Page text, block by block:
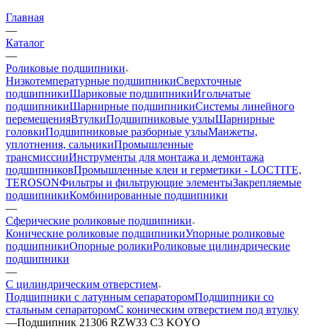
Главная
—
Каталог
—
Роликовые подшипники
Низкотемпературные подшипникиСверхточные
подшипникиШариковые подшипникиИгольчатые
подшипникиШарнирные подшипникиСистемы линейного
перемещенияВтулкиПодшипниковые узлыШарнирные
головкиПодшипниковые разборные узлыМанжеты,
уплотнения, сальникиПромышленные
трансмиссииИнструменты для монтажа и демонтажа
подшипниковПромышленные клеи и герметики - LOCTITE,
TEROSONФильтры и фильтрующие элементыЗакрепляемые
подшипникиКомбинированные подшипники
—
Сферические роликовые подшипники
Конические роликовые подшипникиУпорные роликовые
подшипникиОпорные роликиРоликовые цилиндрические
подшипники
—
С цилиндрическим отверстием
Подшипники с латунным сепараторомПодшипники со
стальным сепараторомС коническим отверстием под втулку
—Подшипник 21306 RZW33 C3 KOYO